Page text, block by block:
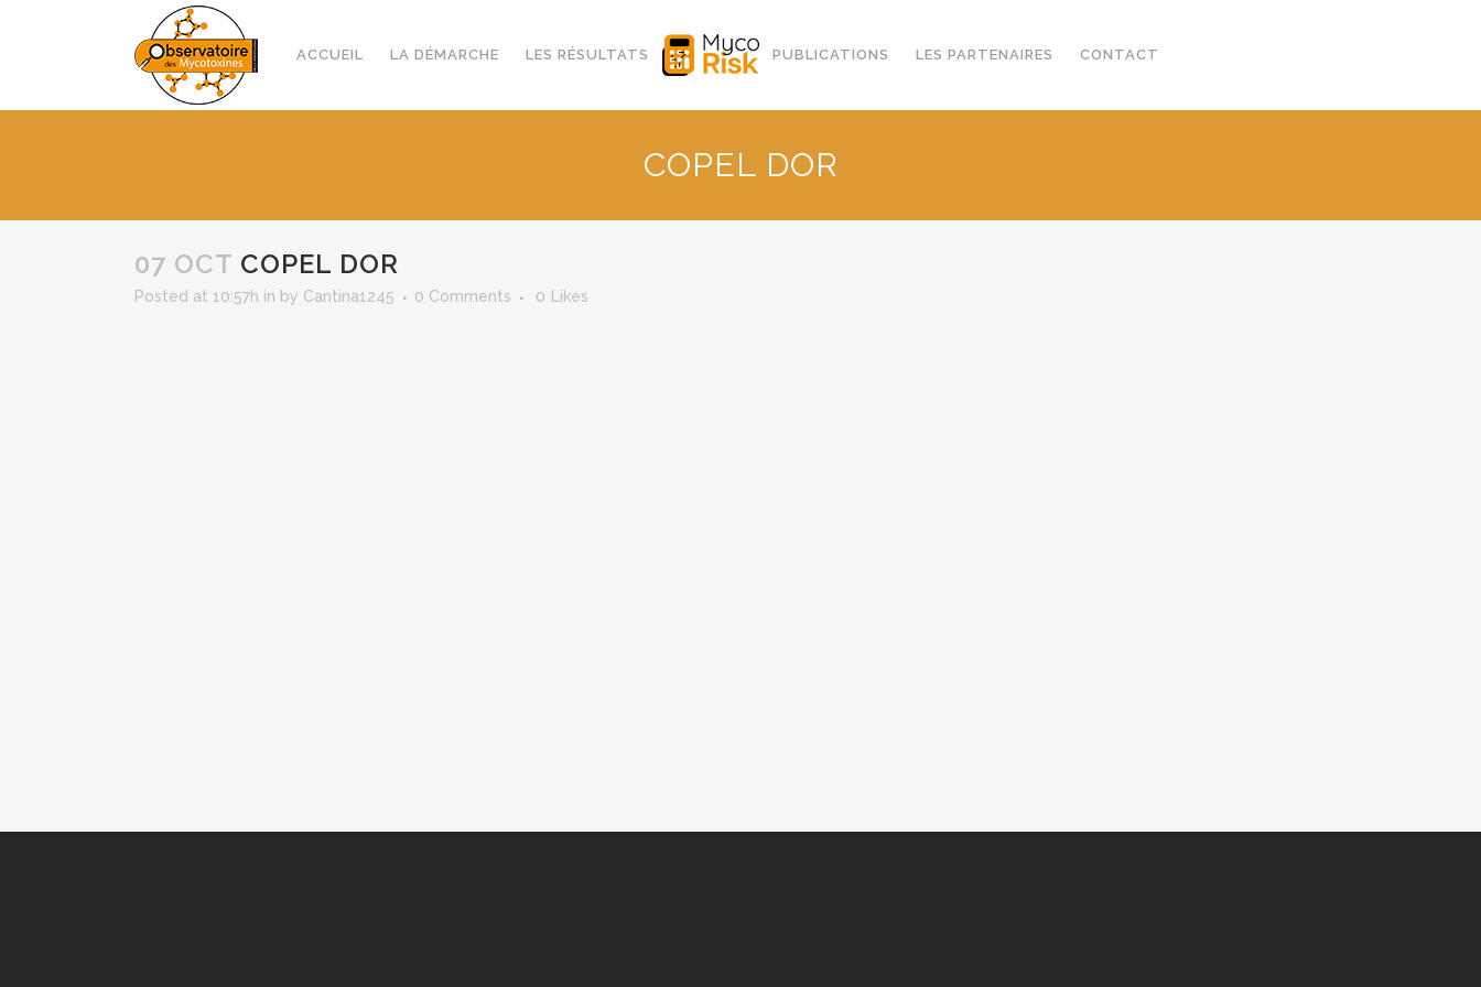
ACCUEIL LA DÉMARCHE LES RÉSULTATS PUBLICATIONS LES PARTENAIRES CONTACT
COPEL DOR
07 OCT COPEL DOR
Posted at 10:57h in by Cantina1245 0 Comments 0 Likes